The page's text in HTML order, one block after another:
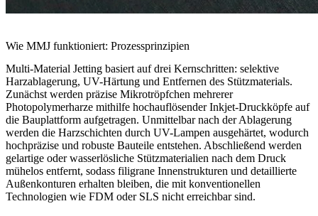
Wie MMJ funktioniert: Prozessprinzipien
Multi-Material Jetting basiert auf drei Kernschritten: selektive
Harzablagerung, UV-Härtung und Entfernen des Stützmaterials.
Zunächst werden präzise Mikrotröpfchen mehrerer
Photopolymerharze mithilfe hochauflösender Inkjet-Druckköpfe auf
die Bauplattform aufgetragen. Unmittelbar nach der Ablagerung
werden die Harzschichten durch UV-Lampen ausgehärtet, wodurch
hochpräzise und robuste Bauteile entstehen. Abschließend werden
gelartige oder wasserlösliche Stützmaterialien nach dem Druck
mühelos entfernt, sodass filigrane Innenstrukturen und detaillierte
Außenkonturen erhalten bleiben, die mit konventionellen
Technologien wie FDM oder SLS nicht erreichbar sind.